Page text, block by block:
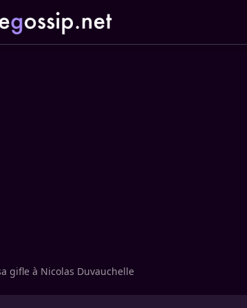
gifle à Nicolas Duvauchelle